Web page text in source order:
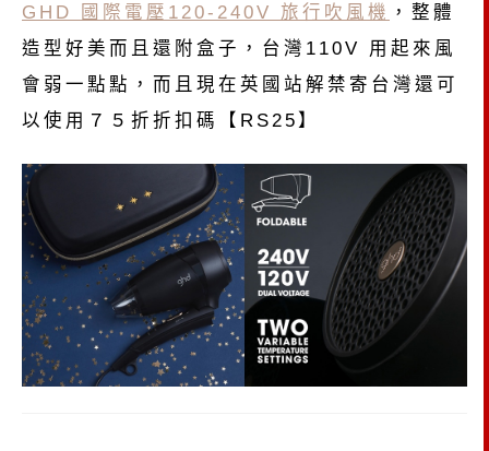
GHD 國際電壓120-240V 旅行吹風機 ，整體
造型好美而且還附盒子，台灣110V 用起來風
會弱一點點，而且現在英國站解禁寄台灣還可
以使用７５折折扣碼【RS25】